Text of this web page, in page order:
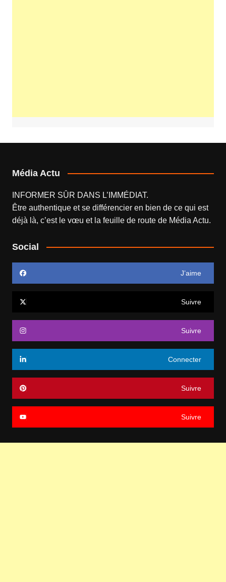
Média Actu
INFORMER SÛR DANS L’IMMÉDIAT.
Être authentique et se différencier en bien de ce qui est
déjà là, c’est le vœu et la feuille de route de Média Actu.
Social
J’aime
Suivre
Suivre
Connecter
Suivre
Suivre